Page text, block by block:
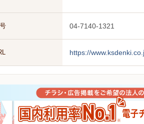
04-7140-1321
https://